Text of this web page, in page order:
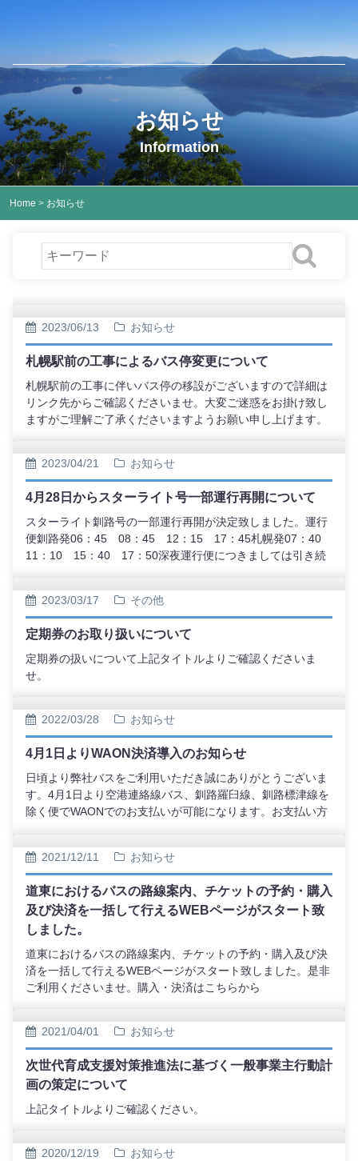
お知らせ
Information
Home > お知らせ
2023/06/13 お知らせ
札幌駅前の工事によるバス停変更について
札幌駅前の工事に伴いバス停の移設がございますので詳細は
リンク先からご確認くださいませ。大変ご迷惑をお掛け致し
ますがご理解ご了承くださいますようお願い申し上げます。
2023/04/21 お知らせ
4月28日からスターライト号一部運行再開について
スターライト釧路号の一部運行再開が決定致しました。運行
便釧路発06：45 08：45 12：15 17：45札幌発07：40
11：10 15：40 17：50深夜運行便につきましては引き続
お願い申し上げます。
2023/03/17
その他
定期券のお取り扱いについて
定期券の扱いについて上記タイトルよりご確認くださいま
せ。
2022/03/28 お知らせ
4月1日よりWAON決済導入のお知らせ
日頃より弊社バスをご利用いただき誠にありがとうございま
す。4月1日より空港連絡線バス、釧路羅臼線、釧路標津線を
除く便でWAONでのお支払いが可能になります。お支払い方
2021/12/11 お知らせ
道東におけるバスの路線案内、チケットの予約・購入
及び決済を一括して行えるWEBページがスタート致
しました。
道東におけるバスの路線案内、チケットの予約・購入及び決
済を一括して行えるWEBページがスタート致しました。是非
ご利用くださいませ。購入・決済はこちらから
2021/04/01 お知らせ
次世代育成支援対策推進法に基づく一般事業主行動計
画の策定について
上記タイトルよりご確認ください。
2020/12/19 お知らせ